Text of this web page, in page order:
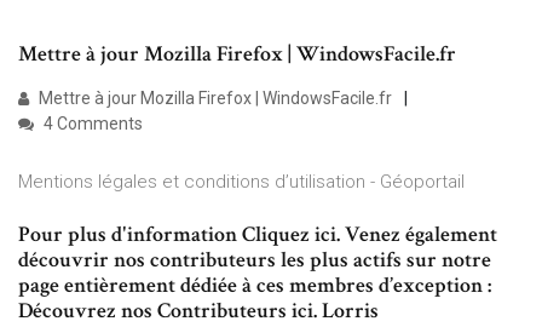
Mettre à jour Mozilla Firefox | WindowsFacile.fr
Mettre à jour Mozilla Firefox | WindowsFacile.fr
4 Comments
Mentions légales et conditions d’utilisation - Géoportail
Pour plus d'information Cliquez ici. Venez également
découvrir nos contributeurs les plus actifs sur notre
page entièrement dédiée à ces membres d’exception :
Découvrez nos Contributeurs ici. Lorris